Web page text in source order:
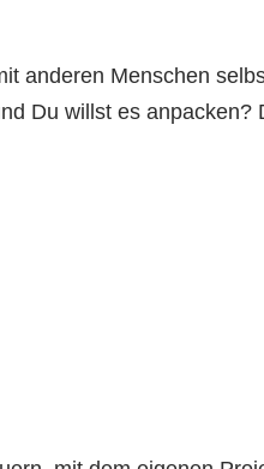
anderen Menschen
Du willst es anpacken?